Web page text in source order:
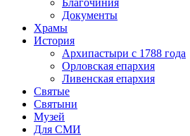
Документы
Храмы
История
Архипастыри с 1788 года
Орловская епархия
Ливенская епархия
Святые
Святыни
Музей
Для СМИ